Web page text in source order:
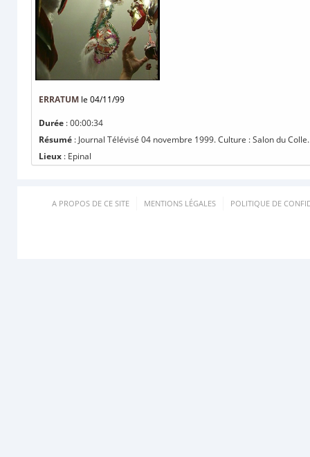
ERRATUM le 04/11/99
Durée : 00:00:34
Résumé : Journal Télévisé 04 novembre 1999. Culture : Salon du
Lieux : Epinal
A PROPOS DE CE SITE MENTIONS LÉGALES POLITIQUE DE